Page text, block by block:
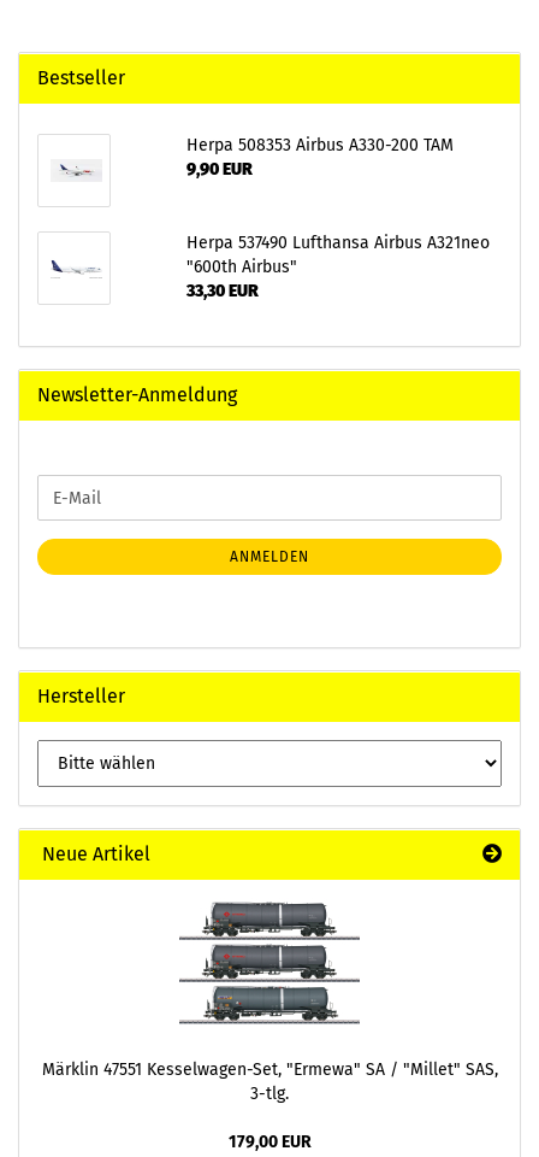
Bestseller
Herpa 508353 Airbus A330-200 TAM
9,90 EUR
Herpa 537490 Lufthansa Airbus A321neo
"600th Airbus"
33,30 EUR
Newsletter-Anmeldung
ZUR
ANMELDUNG
E-
Mail
ANMELDEN
Hersteller
Neue Artikel
Märklin 47551 Kesselwagen-Set, "Ermewa" SA / "Millet" SAS,
3-tlg.
179,00 EUR